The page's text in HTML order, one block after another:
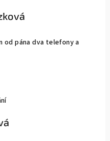
5 z 5 hvězdiček.
od pána dva telefony a
5 z 5 hvězdiček.
5 z 5 hvězdiček.